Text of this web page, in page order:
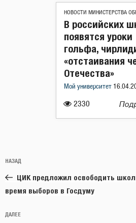
НОВОСТИ МИНИСТЕРСТВА
2330
В российских
появятся уроки
гольфа,
«отстаивания
Отечества»
Мой университет
по
записям
Предыдущая
запись:
НАЗАД
ЦИК предложил освободить
время выборов в Госдуму
Следующая
ДАЛЕЕ